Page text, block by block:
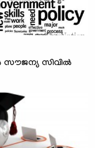
സൗജന്യ സിവില്‍